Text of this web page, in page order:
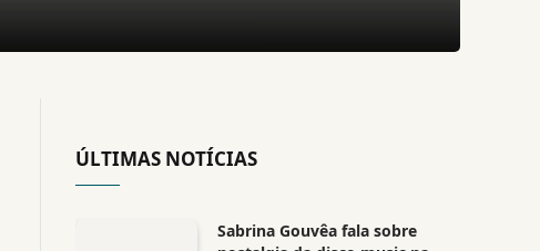
ÚLTIMAS NOTÍCIAS
Sabrina Gouvêa fala sobre